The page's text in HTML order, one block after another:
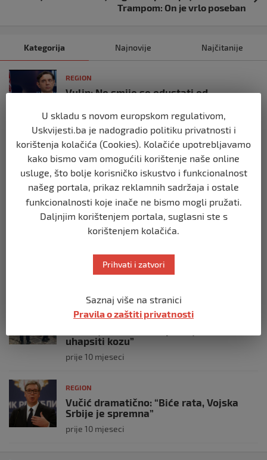
Trampom: On je vrlo poseban
Kategorija Najnovije Najčitanije
REGION
Vulin: Ne smije se odustati od
prije 10 mjeseci
REGION
Mira se dvadeseti put cijepila protiv
gripe: ‘Zato da ne budem bolesna’
prije 10 mjeseci
REGION
Predsjednik Srbije Aleksandar Vučić
Halidu
prije 10 mjeseci
REGION
Koza ogrebala dijete u zoološkom vrtu,
uhapsiti kozu”
prije 10 mjeseci
REGION
Vučić dramatično: “Biće rata, Vojska
Srbije je spremna”
prije 10 mjeseci
U skladu s novom europskom regulativom,
Uskvijesti.ba je nadogradio politiku privatnosti i
korištenja kolačića (Cookies). Kolačiće upotrebljavamo
kako bismo vam omogućili korištenje naše online
usluge, što bolje korisničko iskustvo i funkcionalnost
našeg portala, prikaz reklamnih sadržaja i ostale
funkcionalnosti koje inače ne bismo mogli pružati.
Daljnjim korištenjem portala, suglasni ste s
korištenjem kolačića.
Prihvati i zatvori
Saznaj više na stranici
Pravila o zaštiti privatnosti